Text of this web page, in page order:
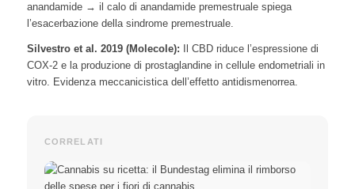
anandamide → il calo di anandamide premestruale spiega
l’esacerbazione della sindrome premestruale.
Silvestro et al. 2019 (Molecole): Il CBD riduce l’espressione di
COX-2 e la produzione di prostaglandine in cellule endometriali in
vitro. Evidenza meccanicistica dell’effetto antidismenorrea.
CORRELATI